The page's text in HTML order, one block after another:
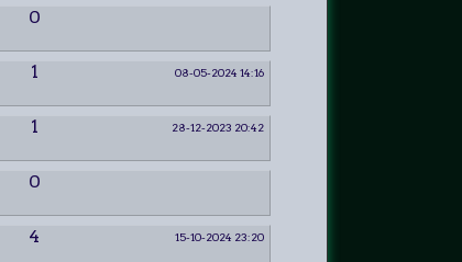
0
1
08-05-2024 14:16
1
28-12-2023 20:42
0
4
15-10-2024 23:20